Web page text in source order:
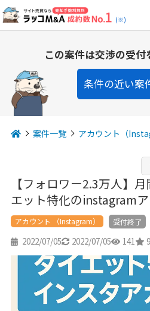
(※)
この案件は交渉の受付
条件の近い案
案件一覧 アカウント（
【フォロワー2.3万人】
エット特化のinstagram
アカウント （Instagram） 受付終了
2022/07/05 2022/07/05 141